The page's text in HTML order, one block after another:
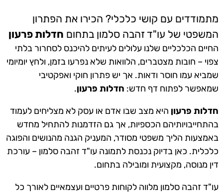
מתמודדים עם קושי כלכלי? הכירו את הפתרון
המשפטי של עו"ד זהבה סלמון בתחום חדלות פרעון
החיים הכלכליים שלנו עלולים לעיתים להיכנס לסחרור בלתי
צפוי – חובות מצטברים, הלוואות שלא נפרעו בזמן, ולחץ יומיומי
שמביא עמו חוסר ודאות. אך יש פתרון חוקי ואפקטיבי
שמאפשר לפתוח דף חדש: חדלות פרעון.
חדלות פרעון היא מצב שבו אדם או עסק לא מצליחים לעמוד
בהתחייבויותיהם הכספיות, אך גם הזדמנות להתחיל מחדש
באמצעות הליך משפטי מסודר, המעניק הגנה מהנושים והפוגה
כלכלית. כאן בדיוק נכנסת לתמונה עו"ד זהבה סלמון – עורכת
דין מנוסה, מקצועית ומובילה בתחום.
עו"ד זהבה סלמון מלווה לקוחות פרטיים ועצמאיים לאורך כל